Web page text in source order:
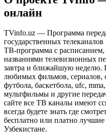
онлайн
TVinfo.uz — Программа
государственных
ТВ-программа с
названиями телевизионных
завтра и ближайшую неделю.
любимых фильмов, сериалов,
футбола, баскетбола, ufc,
мультфильмы и другие
сайте все ТВ каналы имеют
всегда будете знать где
бесплатно или платно
Узбекистане.